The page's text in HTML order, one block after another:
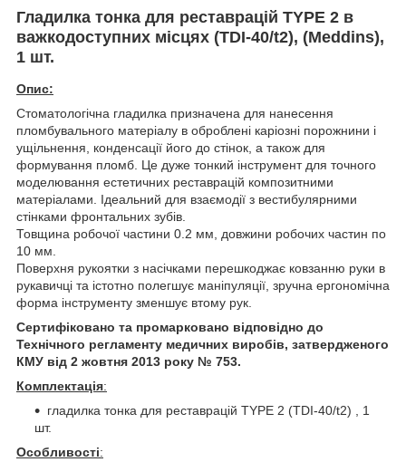
Гладилка тонка для реставрацій TYPE 2 в
важкодоступних місцях (TDI-40/t2), (Meddins),
1 шт.
Опис:
Стоматологічна гладилка призначена для нанесення
пломбувального матеріалу в оброблені каріозні порожнини і
ущільнення, конденсації його до стінок, а також для
формування пломб. Це дуже тонкий інструмент для точного
моделювання естетичних реставрацій композитними
матеріалами. Ідеальний для взаємодії з вестибулярними
стінками фронтальних зубів.
Товщина робочої частини 0.2 мм, довжини робочих частин по
10 мм.
Поверхня рукоятки з насічками перешкоджає ковзанню руки в
рукавичці та істотно полегшує маніпуляції, зручна ергономічна
форма інструменту зменшує втому рук.
Сертифіковано та промарковано відповідно до
Технічного регламенту медичних виробів, затвердженого
КМУ від 2 жовтня 2013 року № 753.
Комплектація:
гладилка тонка для реставрацій ТYPE 2 (TDI-40/t2) , 1
шт.
Особливості: